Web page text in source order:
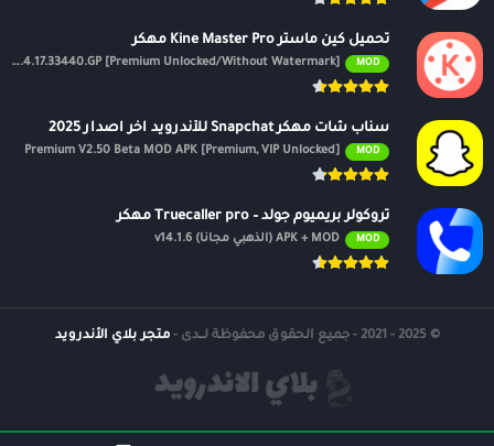
تحميل كين ماستر Kine Master Pro مهكر
MOD
APK v7.4.17.33440.GP [Premium Unlocked/Without Watermark]
سناب شات مهكر Snapchat للأندرويد اخر اصدار 2025
MOD
Premium V2.50 Beta MOD APK [Premium, VIP Unlocked]
تروكولر بريميوم جولد – Truecaller pro مهكر
MOD APK + MOD (الذهبي مجانًا) v14.1.6
© 2025 - 2021 - جميع الحقوق محفوظة لــدى - متجر بلاي الأندرويد